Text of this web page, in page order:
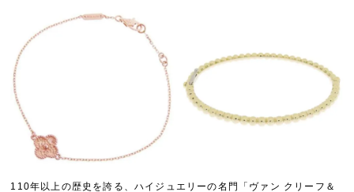
110年以上の歴史を誇る、ハイジュエリーの名門「ヴァン クリーフ＆